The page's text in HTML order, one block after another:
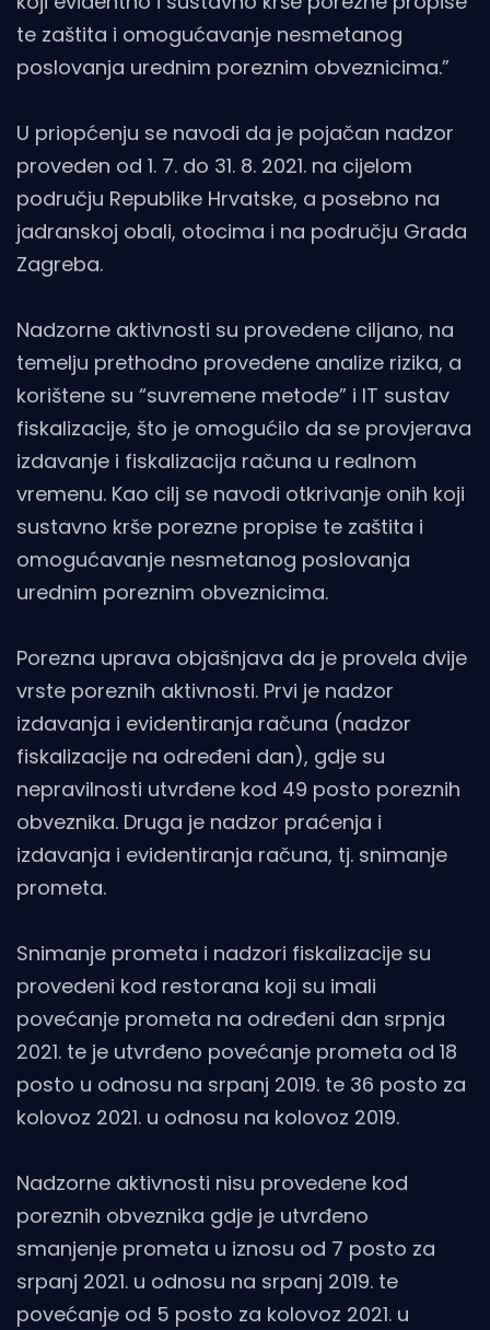
te zaštita i omogućavanje nesmetanog
poslovanja urednim poreznim obveznicima.”
U priopćenju se navodi da je pojačan nadzor
proveden od 1. 7. do 31. 8. 2021. na cijelom
području Republike Hrvatske, a posebno na
jadranskoj obali, otocima i na području Grada
Zagreba.
Nadzorne aktivnosti su provedene ciljano, na
temelju prethodno provedene analize rizika, a
korištene su “suvremene metode” i IT sustav
fiskalizacije, što je omogućilo da se provjerava
izdavanje i fiskalizacija računa u realnom
vremenu. Kao cilj se navodi otkrivanje onih koji
sustavno krše porezne propise te zaštita i
omogućavanje nesmetanog poslovanja
urednim poreznim obveznicima.
Porezna uprava objašnjava da je provela dvije
vrste poreznih aktivnosti. Prvi je nadzor
izdavanja i evidentiranja računa (nadzor
fiskalizacije na određeni dan), gdje su
nepravilnosti utvrđene kod 49 posto poreznih
obveznika. Druga je nadzor praćenja i
izdavanja i evidentiranja računa, tj. snimanje
prometa.
Snimanje prometa i nadzori fiskalizacije su
provedeni kod restorana koji su imali
povećanje prometa na određeni dan srpnja
2021. te je utvrđeno povećanje prometa od 18
posto u odnosu na srpanj 2019. te 36 posto za
kolovoz 2021. u odnosu na kolovoz 2019.
Nadzorne aktivnosti nisu provedene kod
poreznih obveznika gdje je utvrđeno
smanjenje prometa u iznosu od 7 posto za
srpanj 2021. u odnosu na srpanj 2019. te
povećanje od 5 posto za kolovoz 2021. u